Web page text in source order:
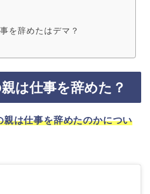
を辞めたはデマ？
は仕事を辞めた？
は仕事を辞めたのかについ